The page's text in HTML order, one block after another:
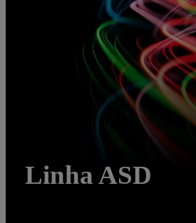
Linha ASD